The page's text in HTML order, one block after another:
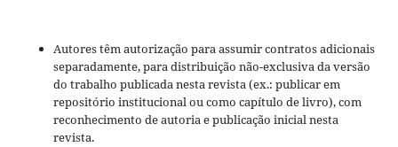
Autores têm autorização para assumir contratos adicionais
separadamente, para distribuição não-exclusiva da versão
do trabalho publicada nesta revista (ex.: publicar em
repositório institucional ou como capítulo de livro), com
reconhecimento de autoria e publicação inicial nesta
revista.